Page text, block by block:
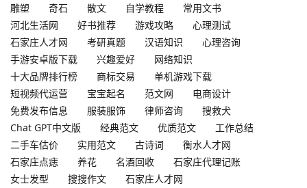
雕塑
奇石 散文 自学教程
常用文书
河北生活网
好书推荐 游戏攻略
心理测试
石家庄人才网
考研真题 汉语知识
心理咨询
手游安卓版下载
兴趣爱好
网络知识
十大品牌排行榜
商标交易
单机游戏下载
短视频代运营
宝宝起名 范文网
电商设计
免费发布信息
服装服饰 律师咨询
搜救犬
Chat GPT中文版
经典范文 优质范文
工作总结
二手车估价
实用范文 古诗词
衡水人才网
石家庄点痣
养花 名酒回收
石家庄代理记账
女士发型
搜搜作文
石家庄人才网